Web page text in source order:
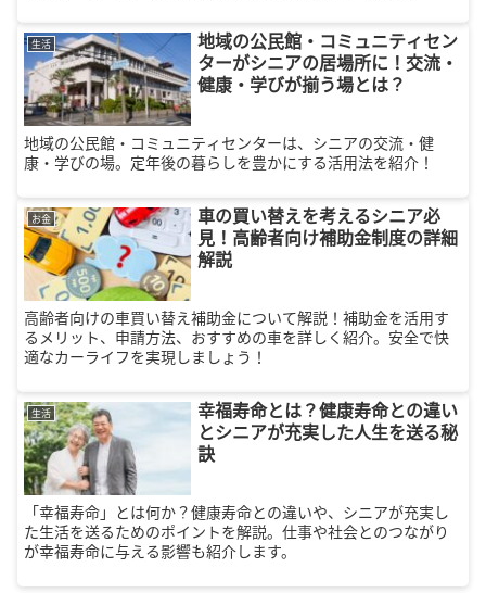
生活
地域の公民館・コミュニティセン
ターがシニアの居場所に！交流・
健康・学びが揃う場とは？
地域の公民館・コミュニティセンターは、シニアの交流・健
康・学びの場。定年後の暮らしを豊かにする活用法を紹介！
お金
車の買い替えを考えるシニア必
見！高齢者向け補助金制度の詳細
解説
高齢者向けの車買い替え補助金について解説！補助金を活用す
るメリット、申請方法、おすすめの車を詳しく紹介。安全で快
適なカーライフを実現しましょう！
生活
幸福寿命とは？健康寿命との違い
とシニアが充実した人生を送る秘
訣
「幸福寿命」とは何か？健康寿命との違いや、シニアが充実し
た生活を送るためのポイントを解説。仕事や社会とのつながり
が幸福寿命に与える影響も紹介します。